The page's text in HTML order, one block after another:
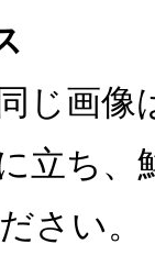
じ画像
ち、
さい。